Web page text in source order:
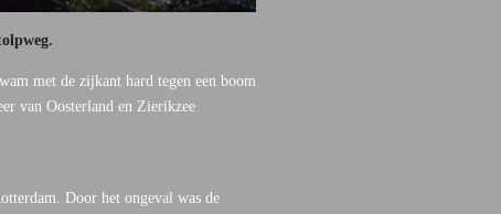
met de zijkant hard tegen een boom
van Oosterland en Zierikzee
Door het ongeval was de